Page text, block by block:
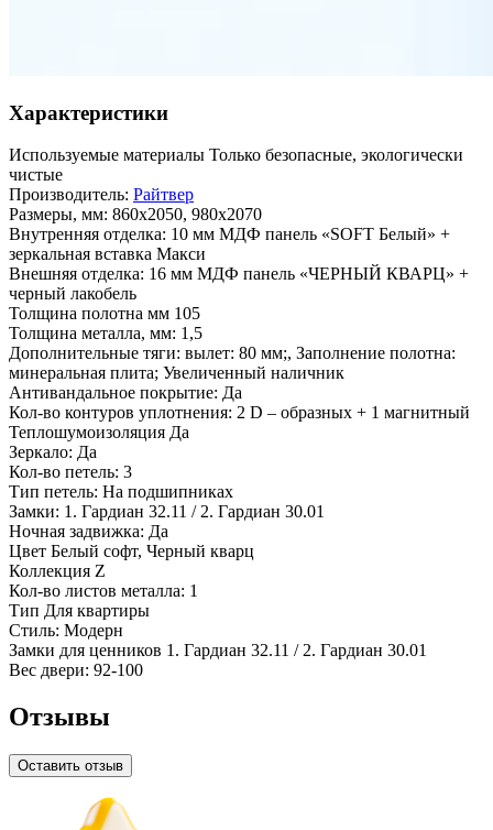
Характеристики
Используемые материалы Только безопасные, экологически
чистые
Производитель: Райтвер
Размеры, мм: 860х2050, 980x2070
Внутренняя отделка: 10 мм МДФ панель «SOFT Белый» +
зеркальная вставка Макси
Внешняя отделка: 16 мм МДФ панель «ЧЕРНЫЙ КВАРЦ» +
черный лакобель
Толщина полотна мм 105
Толщина металла, мм: 1,5
Дополнительные тяги: вылет: 80 мм;, Заполнение полотна:
минеральная плита; Увеличенный наличник
Антивандальное покрытие: Да
Кол-во контуров уплотнения: 2 D – образных + 1 магнитный
Теплошумоизоляция Да
Зеркало: Да
Кол-во петель: 3
Тип петель: На подшипниках
Замки: 1. Гардиан 32.11 / 2. Гардиан 30.01
Ночная задвижка: Да
Цвет Белый софт, Черный кварц
Коллекция Z
Кол-во листов металла: 1
Тип Для квартиры
Стиль: Модерн
Замки для ценников 1. Гардиан 32.11 / 2. Гардиан 30.01
Вес двери: 92-100
Отзывы
Оставить отзыв